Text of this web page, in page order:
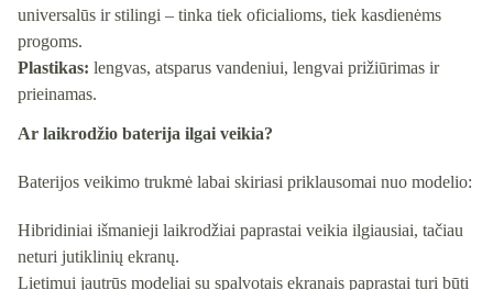
universalūs ir stilingi – tinka tiek oficialioms, tiek kasdienėms
progoms.
Plastikas: lengvas, atsparus vandeniui, lengvai prižiūrimas ir
prieinamas.
Ar laikrodžio baterija ilgai veikia?
Baterijos veikimo trukmė labai skiriasi priklausomai nuo modelio:
Hibridiniai išmanieji laikrodžiai paprastai veikia ilgiausiai, tačiau
neturi jutiklinių ekranų.
Lietimui jautrūs modeliai su spalvotais ekranais paprastai turi būti